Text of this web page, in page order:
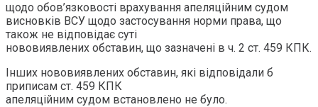
щодо обов’язковості врахування апеляційним судом
висновків ВСУ щодо застосування норми права, що
також не відповідає суті
нововиявлених обставин, що зазначені в ч. 2 ст. 459 КПК.
Інших нововиявлених обставин, які відповідали б
приписам ст. 459 КПК
апеляційним судом встановлено не було.